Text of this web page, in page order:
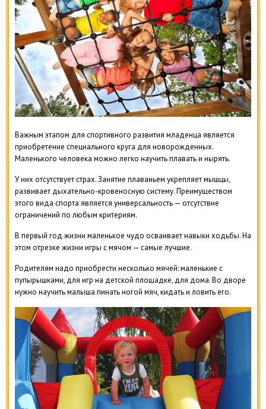
Важным этапом для спортивного развития младенца является
приобретение специального круга для новорожденных.
Маленького человека можно легко научить плавать и нырять.
У них отсутствует страх. Занятие плаваньем укрепляет мышцы,
развивает дыхательно-кровеносную систему. Преимуществом
этого вида спорта является универсальность — отсутствие
ограничений по любым критериям.
В первый год жизни маленькое чудо осваивает навыки ходьбы. На
этом отрезке жизни игры с мячом — самые лучшие.
Родителям надо приобрести несколько мячей: маленькие с
пупырышками, для игр на детской площадке, для дома. Во дворе
нужно научить малыша пинать ногой мяч, кидать и ловить его.